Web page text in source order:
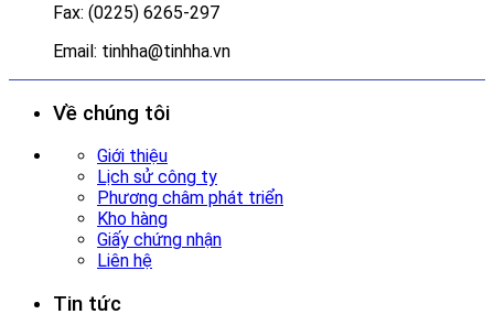
Fax: (0225) 6265-297
Email: tinhha@tinhha.vn
Về chúng tôi
Giới thiệu
Lịch sử công ty
Phương châm phát triển
Kho hàng
Giấy chứng nhận
Liên hệ
Tin tức